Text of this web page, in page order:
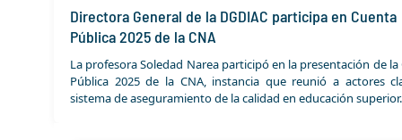
Directora General de la DGDIAC participa en Cuenta
Pública 2025 de la CNA
La profesora Soledad Narea participó en la presentación de la
Pública 2025 de la CNA, instancia que reunió a actores
sistema de aseguramiento de la calidad en educación superior.